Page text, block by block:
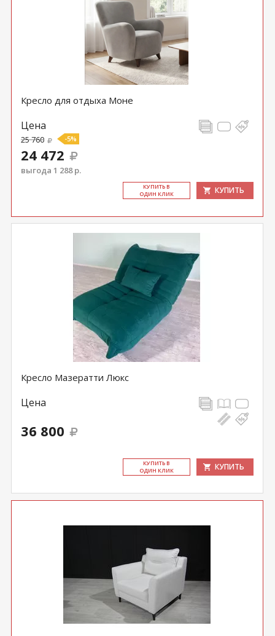
Кресло для отдыха Моне
Цена
25 760 -5%
24 472
выгода 1 288 р.
КУ­ПИТЬ В
ОДИН КЛИК
КУПИТЬ
Кресло Мазератти Люкс
Цена
36 800
КУ­ПИТЬ В
ОДИН КЛИК
КУПИТЬ